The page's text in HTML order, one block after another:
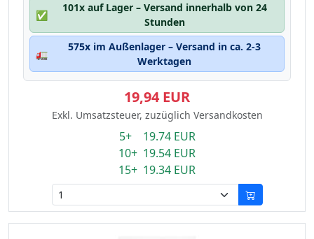
✅
101x auf Lager – Versand innerhalb von 24
Stunden
🚛
575x im Außenlager – Versand in ca. 2-3
Werktagen
19,94 EUR
Exkl. Umsatzsteuer, zuzüglich Versandkosten
5+ 19.74 EUR
10+ 19.54 EUR
15+ 19.34 EUR